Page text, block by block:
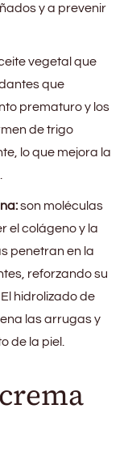
y a prevenir
vegetal que
que
prematuro y los
de trigo
lo que mejora la
son moléculas
el colágeno y la
penetran en la
reforzando su
hidrolizado de
las arrugas y
de la piel.